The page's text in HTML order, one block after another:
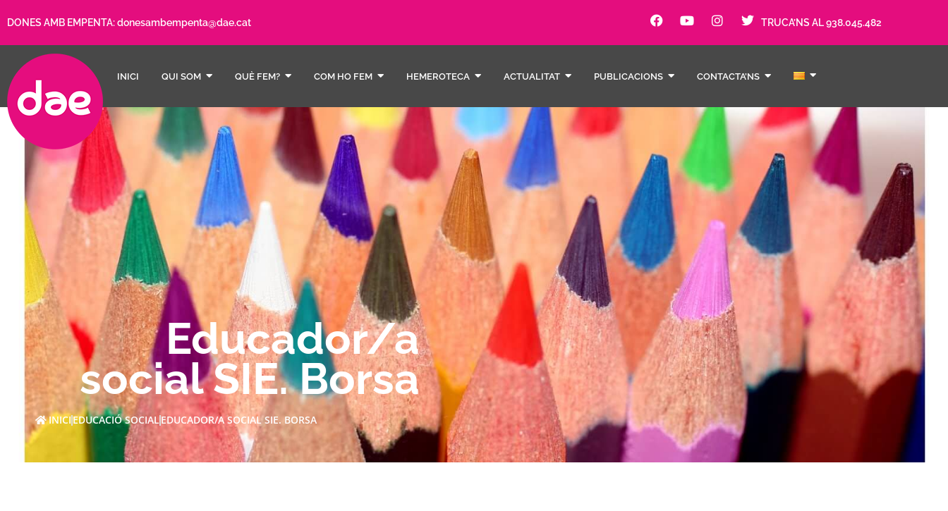
DONES AMB EMPENTA:donesambempenta@dae.cat TRUCA’NS AL 938.045.482
INICI QUI SOM QUÈ FEM? COM HO FEM HEMEROTECA ACTUALITAT PUBLICACIONS CONTACTA’NS
Educador/a
social SIE. Borsa
INICIEDUCACIÓ SOCIALEDUCADOR/A SOCIAL SIE. BORSA